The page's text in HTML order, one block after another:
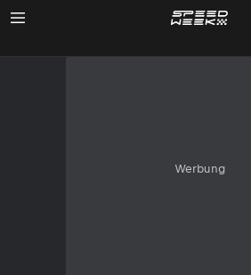
Werbung